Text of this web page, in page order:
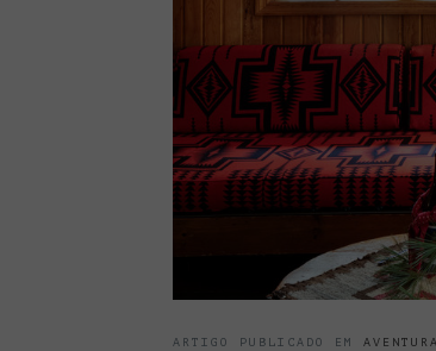
ARTIGO PUBLICADO EM